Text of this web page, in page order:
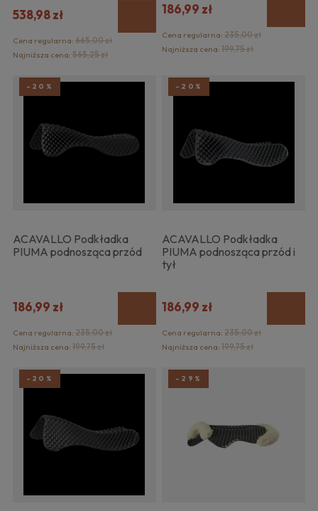
538,98 zł
Cena regularna: 665,00 zł
Najniższa cena: 565,25 zł
186,99 zł
Cena regularna:235,00 zł
Najniższa cena:199,75 zł
ACAVALLO Podkładka
PIUMA podnosząca przód
186,99 zł
Cena regularna: 235,00 zł
Najniższa cena: 199,75 zł
-20%
ACAVALLO Podkładka
PIUMA podnosząca przód i
tył
186,99 zł
Cena regularna:235,00 zł
Najniższa cena:199,75 zł
-20%
-20% -29%